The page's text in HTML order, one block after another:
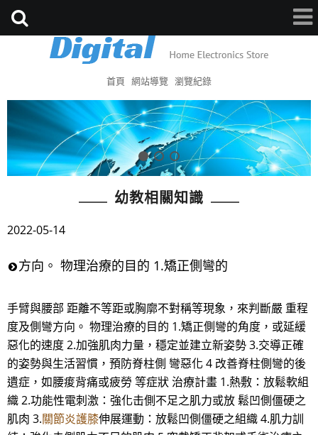
首頁 網站導覽 瀏覽紀錄
幼教相關知識
2022-05-14
方向。 物理治療的目的 1.矯正側彎的
手臂與腰部 距離不等距或胸廓不對稱等現象，來判斷嚴 重程
度及側彎方向。 物理治療的目的 1.矯正側彎的角度，或延緩
惡化的速度 2.加強肌肉力量，穩定並建立新姿勢 3.交導正確
的姿勢與生活習慣，預防脊柱側 彎惡化 4 改善脊柱側彎的後
遺症，如腰痠背痛或疲勞 等症狀 治療計畫 1.熱敷：放鬆軟組
織 2.功能性電刺激：強化击側不足之肌力或放 鬆凹側僵硬之
肌肉 3.關節炎護膝伸展運動：放鬆凹側僵硬之組織 4.肌力訓